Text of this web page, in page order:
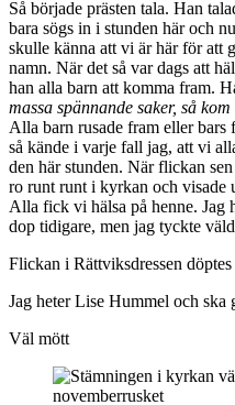
Så började prästen tala. Han
bara sögs in i stunden här och
skulle känna att vi är här för att
namn. När det så var dags att
han alla barn att komma fram.
massa spännande saker, så kom
Alla barn rusade fram eller
så kände i varje fall jag, att vi
den här stunden. När flickan
ro runt runt i kyrkan och visade
Alla fick vi hälsa på henne. Jag
dop tidigare, men jag tyckte
Flickan i Rättviksdressen
Jag heter Lise Hummel och ska
Väl mött